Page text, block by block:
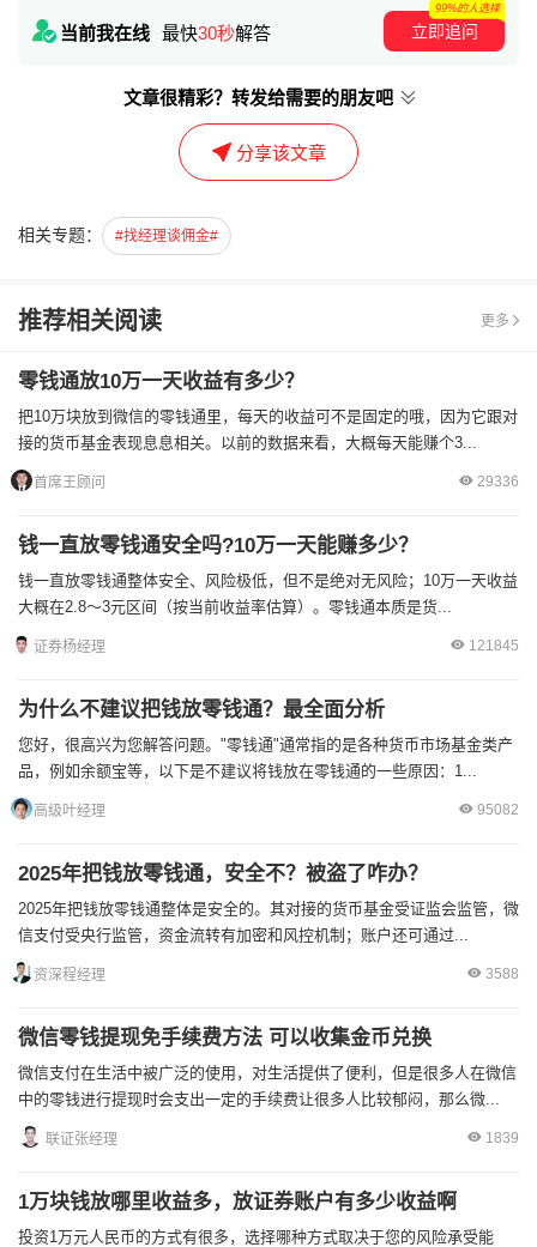
当前我在线 最快30秒解答 立即追问
99%的人选择
文章很精彩？转发给需要的朋友吧
分享该文章
相关专题： #找经理谈佣金#
推荐相关阅读 更多
零钱通放10万一天收益有多少？
把10万块放到微信的零钱通里，每天的收益可不是固定的哦，因为它跟对
接的货币基金表现息息相关。以前的数据来看，大概每天能赚个3...
首席王顾问 29336
钱一直放零钱通安全吗?10万一天能赚多少？
钱一直放零钱通整体安全、风险极低，但不是绝对无风险；10万一天收益
大概在2.8～3元区间（按当前收益率估算）。零钱通本质是货...
证券杨经理 121845
为什么不建议把钱放零钱通？最全面分析
您好，很高兴为您解答问题。"零钱通"通常指的是各种货币市场基金类产
品，例如余额宝等，以下是不建议将钱放在零钱通的一些原因：1...
高级叶经理 95082
2025年把钱放零钱通，安全不？被盗了咋办？
2025年把钱放零钱通整体是安全的。其对接的货币基金受证监会监管，微
信支付受央行监管，资金流转有加密和风控机制；账户还可通过...
资深程经理 3588
微信零钱提现免手续费方法 可以收集金币兑换
微信支付在生活中被广泛的使用，对生活提供了便利，但是很多人在微信
中的零钱进行提现时会支出一定的手续费让很多人比较郁闷，那么微...
联证张经理 1839
1万块钱放哪里收益多，放证券账户有多少收益啊
投资1万元人民币的方式有很多，选择哪种方式取决于您的风险承受能